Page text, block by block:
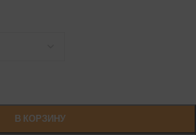
В КОРЗИНУ